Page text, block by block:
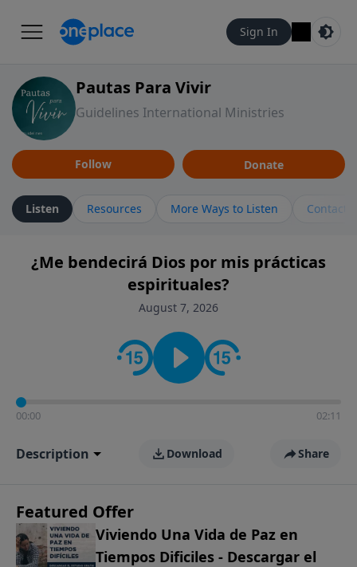
Sign In
Pautas Para Vivir
Guidelines International Ministries
Follow Donate
Listen Resources More Ways to Listen Contact
¿Me bendecirá Dios por mis prácticas
espirituales?
August 7, 2026
00:00 02:11
Description Download Share
Featured Offer
Viviendo Una Vida de Paz en
Tiempos Dificiles - Descargar el